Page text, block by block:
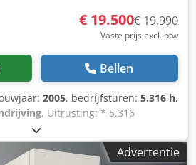
€ 19.500€ 19.990
Vaste prijs excl. btw
Bellen
2005, bedrijfsturen: 5.316 h,
, Uitrusting: * 5.316
53,5 kW * 20 km/u *
* Extra werklampen *
Overig: Dkjdpfx AjxAdvertentie